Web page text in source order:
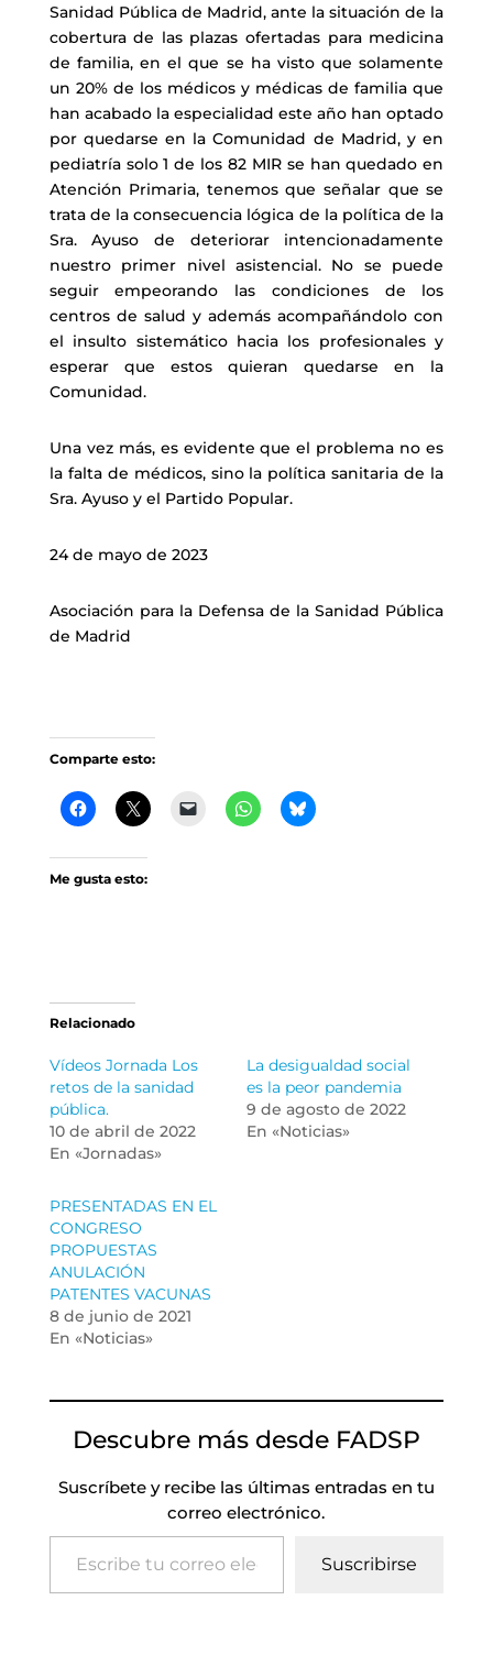
Sanidad Pública de Madrid, ante la situación de la
cobertura de las plazas ofertadas para medicina
de familia, en el que se ha visto que solamente
un 20% de los médicos y médicas de familia que
han acabado la especialidad este año han optado
por quedarse en la Comunidad de Madrid, y en
pediatría solo 1 de los 82 MIR se han quedado en
Atención Primaria, tenemos que señalar que se
trata de la consecuencia lógica de la política de la
Sra. Ayuso de deteriorar intencionadamente
nuestro primer nivel asistencial. No se puede
seguir empeorando las condiciones de los
centros de salud y además acompañándolo con
el insulto sistemático hacia los profesionales y
esperar que estos quieran quedarse en la
Comunidad.
Una vez más, es evidente que el problema no es
la falta de médicos, sino la política sanitaria de la
Sra. Ayuso y el Partido Popular.
24 de mayo de 2023
Asociación para la Defensa de la Sanidad Pública
de Madrid
Comparte esto:
Me gusta esto:
Relacionado
Vídeos Jornada Los
retos de la sanidad
pública.
10 de abril de 2022
En «Jornadas»
La desigualdad social
es la peor pandemia
9 de agosto de 2022
En «Noticias»
PRESENTADAS EN EL
CONGRESO
PROPUESTAS
ANULACIÓN
PATENTES VACUNAS
8 de junio de 2021
En «Noticias»
Descubre más desde FADSP
Suscríbete y recibe las últimas entradas en tu
correo electrónico.
Escribe tu correo electrónico…
Suscribirse